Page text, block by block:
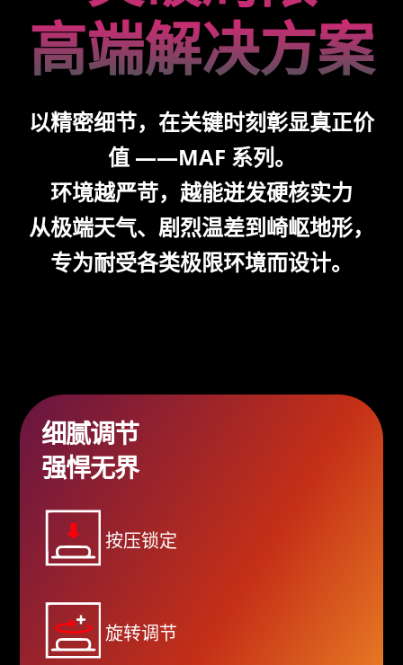
高端解决方案
以精密细节，在关键时刻彰显真正价
值 ——MAF 系列。
环境越严苛，越能迸发硬核实力
从极端天气、剧烈温差到崎岖地形，
专为耐受各类极限环境而设计。
细腻调节
强悍无界
按压锁定
旋转调节